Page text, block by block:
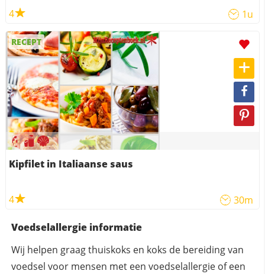
4 1u
RECEPT
Kipfilet in Italiaanse saus
4 30m
Voedselallergie informatie
Wij helpen graag thuiskoks en koks de bereiding van
voedsel voor mensen met een voedselallergie of een